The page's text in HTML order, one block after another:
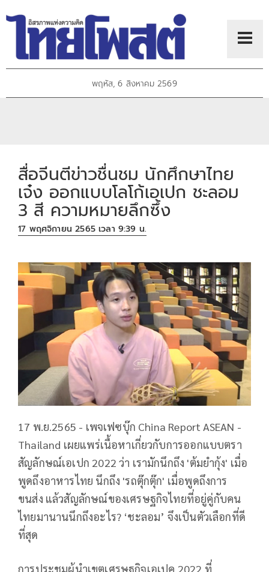
พฤหัส, 6 สิงหาคม 2569
สื่อจีนตีข่าวชื่นชม นักศึกษาไทย
เจ๋ง ออกแบบโลโก้เอเปก ชะลอม
3 สี ความหมายลึกซึ้ง
17 พฤศจิกายน 2565 เวลา 9:39 น.
17 พ.ย.2565 - เพจเฟซบุ๊ก China Report ASEAN -
Thailand เผยแพร่เนื้อหาเกี่ยวกับการออกแบบตรา
สัญลักษณ์เอเปก 2022 ว่า เรามักนึกถึง 'ต้มยำกุ้ง' เมื่อ
พูดถึงอาหารไทย นึกถึง 'รถตุ๊กตุ๊ก' เมื่อพูดถึงการ
ขนส่ง แล้วสัญลักษณ์ของเศรษฐกิจไทยที่อยู่คู่กับคน
ไทยมานานนึกถึงอะไร? ‘ชะลอม’ จึงเป็นตัวเลือกที่ดี
ที่สุด
การประชุมผู้นำเขตเศรษฐกิจเอเปค 2022 ที่